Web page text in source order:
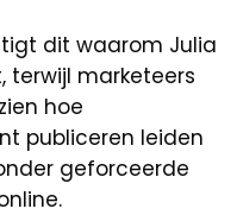
dit waarom Julia
terwijl marketeers
hoe
publiceren leiden
geforceerde